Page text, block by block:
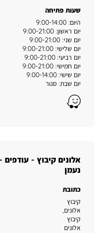
שעות פתיחה
היום: 9:00-14:00
יום ראשון: 9:00-21:00
יום שני: 9:00-21:00
יום שלישי: 9:00-21:00
יום רביעי: 9:00-21:00
יום חמישי: 9:00-21:00
יום שישי: 9:00-14:00
יום שבת: סגור
Waze
אלונים קיבוץ -
נעמן
כתובת
קיבוץ
אלונים,
קיבוץ
אלונים